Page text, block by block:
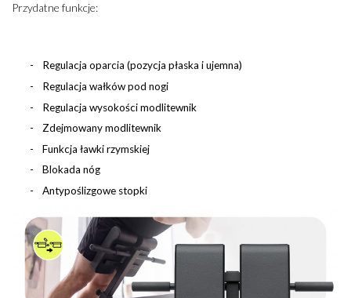
Przydatne funkcje:
Regulacja oparcia (pozycja płaska i ujemna)
Regulacja wałków pod nogi
Regulacja wysokości modlitewnik
Zdejmowany modlitewnik
Funkcja ławki rzymskiej
Blokada nóg
Antypoślizgowe stopki